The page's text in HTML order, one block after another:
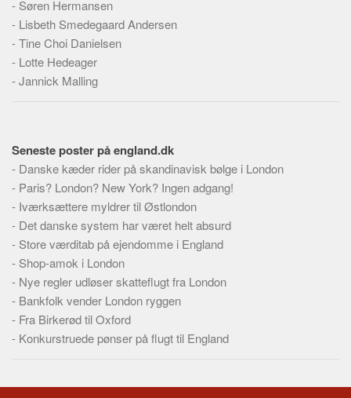
- Søren Hermansen
- Lisbeth Smedegaard Andersen
-Tine Choi Danielsen
- Lotte Hedeager
-Jannick Malling
Seneste poster på england.dk
- Danske kæder rider på skandinavisk bølge i London
- Paris? London? New York? Ingen adgang!
- Iværksættere myldrer til Østlondon
- Det danske system har været helt absurd
- Store værditab på ejendomme i England
- Shop-amok i London
- Nye regler udløser skatteflugt fra London
- Bankfolk vender London ryggen
- Fra Birkerød til Oxford
- Konkurstruede pønser på flugt til England